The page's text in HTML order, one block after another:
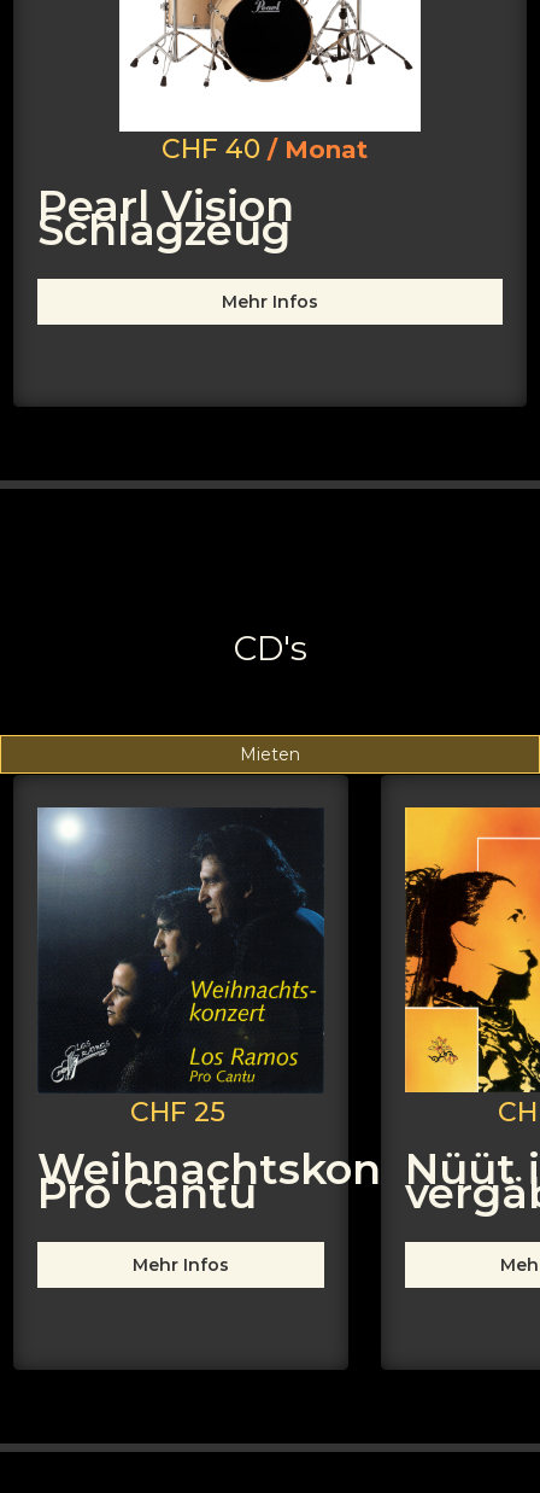
CHF 40 / Monat
Pearl Vision
Schlagzeug
Mehr Infos
CD's
Mieten
CHF 25
Weihnachtskonzert
Pro Cantu
Mehr Infos
Nüüt